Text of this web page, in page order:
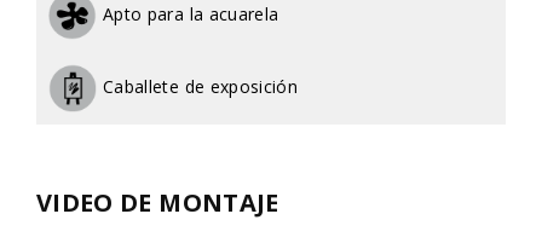
Apto para la acuarela
Caballete de exposición
VIDEO DE MONTAJE